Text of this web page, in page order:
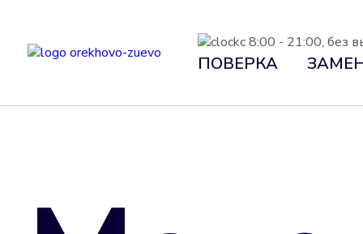
с 8:00 - 21:00, без
ПОВЕРКА